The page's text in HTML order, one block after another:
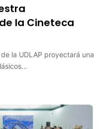
la Cineteca
la UDLAP proyectará una